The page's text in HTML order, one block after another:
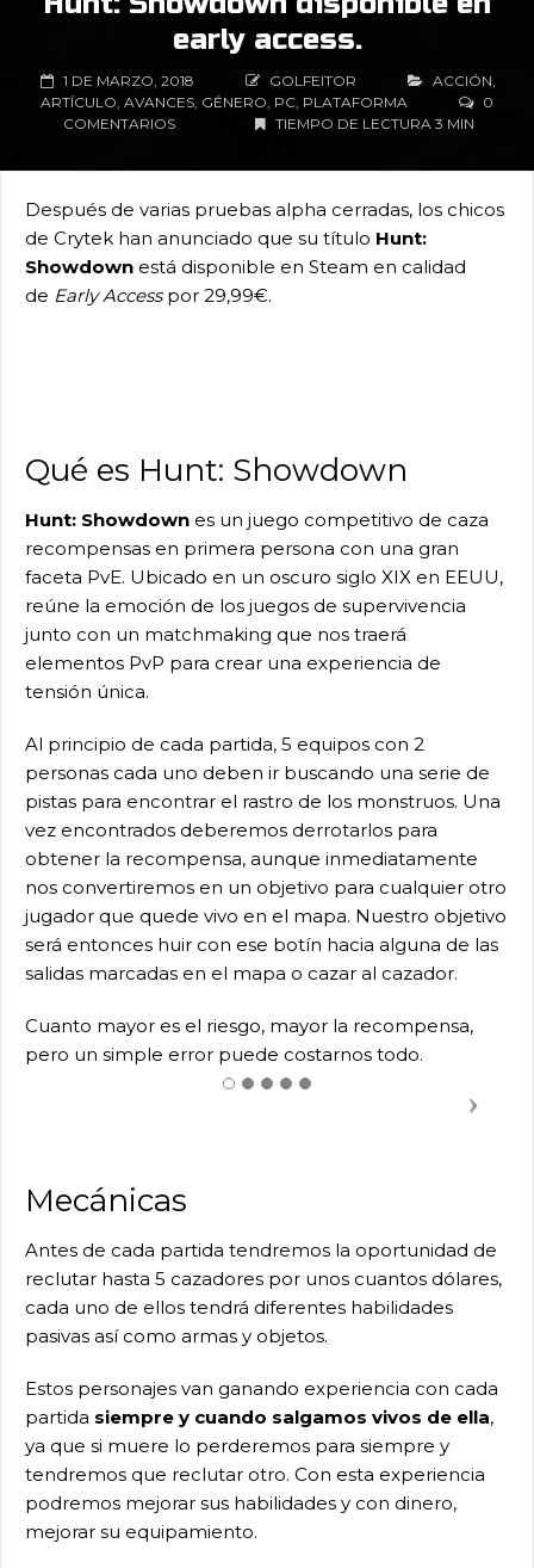
early access.
1 DE MARZO, 2018 GOLFEITOR ACCIÓN,
ARTÍCULO, AVANCES, GÉNERO, PC, PLATAFORMA
TIEMPO DE LECTURA 3 MIN
0
COMENTARIOS
Después de varias pruebas alpha cerradas, los chicos
de Crytek han anunciado que su título Hunt:
Showdown está disponible en Steam en calidad
de Early Accesspor 29,99€.
Qué es Hunt: Showdown
Hunt: Showdown es un juego competitivo de caza
recompensas en primera persona con una gran
faceta PvE. Ubicado en un oscuro siglo XIX en EEUU,
reúne la emoción de los juegos de supervivencia
junto con un matchmaking que nos traerá
elementos PvP para crear una experiencia de
tensión única.
Al principio de cada partida, 5 equipos con 2
personas cada uno deben ir buscando una serie de
pistas para encontrar el rastro de los monstruos. Una
vez encontrados deberemos derrotarlos para
obtener la recompensa, aunque inmediatamente
nos convertiremos en un objetivo para cualquier otro
jugador que quede vivo en el mapa. Nuestro objetivo
será entonces huir con ese botín hacia alguna de las
salidas marcadas en el mapa o cazar al cazador.
Cuanto mayor es el riesgo, mayor la recompensa,
pero un simple error puede costarnos todo.
Mecánicas
Antes de cada partida tendremos la oportunidad de
reclutar hasta 5 cazadores por unos cuantos dólares,
cada uno de ellos tendrá diferentes habilidades
pasivas así como armas y objetos.
Estos personajes van ganando experiencia con cada
partida siempre y cuando salgamos vivos de ella,
ya que si muere lo perderemos para siempre y
tendremos que reclutar otro. Con esta experiencia
podremos mejorar sus habilidades y con dinero,
mejorar su equipamiento.